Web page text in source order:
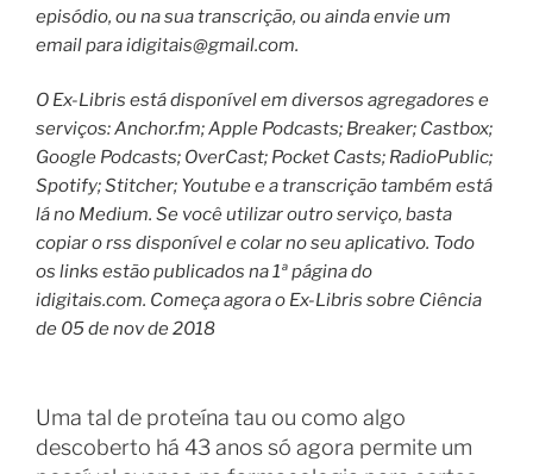
episódio, ou na sua transcrição, ou ainda envie um
email paraidigitais@gmail.com.
O Ex-Libris está disponível em diversos agregadores e
serviços: Anchor.fm; Apple Podcasts; Breaker; Castbox;
Google Podcasts; OverCast; Pocket Casts; RadioPublic;
Spotify; Stitcher; Youtube e a transcrição também está
lá no Medium. Se você utilizar outro serviço, basta
copiar o rss disponível e colar no seu aplicativo. Todo
os links estão publicados na 1ª página do
idigitais.com. Começa agora o Ex-Libris sobre Ciência
de 05 de nov de 2018
Uma tal de proteína tau ou como algo
descoberto há 43 anos só agora permite um